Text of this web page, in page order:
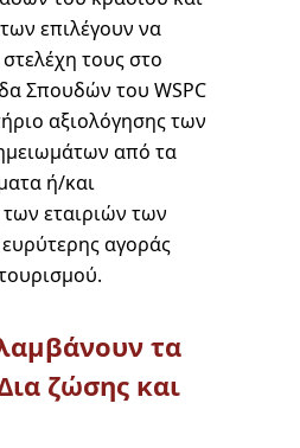
επιλέγουν να
τους στο
Σπουδών του WSPC
αξιολόγησης των
από τα
ή/και
εταιριών των
αγοράς
τα
ζώσης και